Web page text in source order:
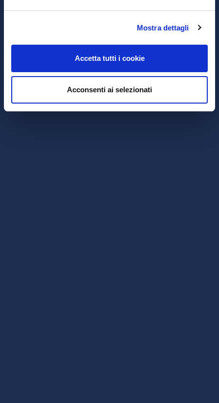
Mostra dettagli
Accetta tutti i cookie
Acconsenti ai selezionati